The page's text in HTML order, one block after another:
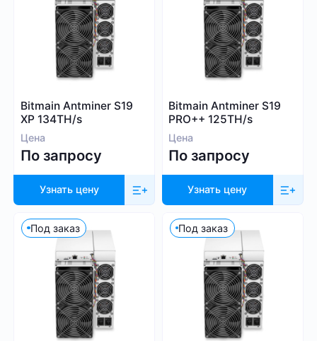
Zcash (ZEC)
Sia (SC)
ScPrime (SCP)
Monacoin (MONA)
MWC-CT31 (MWC)
Radiant (RXD)
Bitcoin SV (BSV)
Monero (XMR)
Производитель
Bitmain
Whatsminer
Iceriver
Innosilicon
iPollo
iBeLink
Ebang
Применить фильтры
Bitmain Antminer S19
XP 134TH/s
Цена
По запросу
Узнать цену
Bitmain Antminer S19
PRO++ 125TH/s
Цена
По запросу
Узнать цену
Под заказ Под заказ